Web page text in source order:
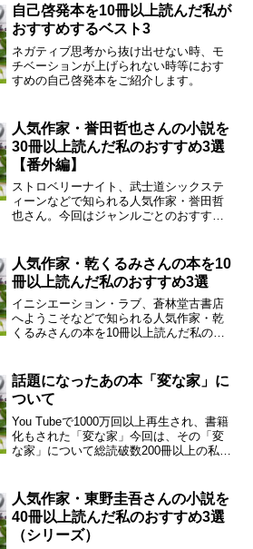
自己啓発本を10冊以上読んだ私が
おすすめするベスト3
ネガティブ思考から抜け出せない時、モ
チベーションが上げられない時等におす
すめの自己啓発本をご紹介します。
人気作家・誉田哲也さんの小説を
30冊以上読んだ私のおすすめ3選
【番外編】
ストロベリーナイト、武士道シックステ
ィーンなどで知られる人気作家・誉田哲
也さん。今回はジャンルごとのおすすめ
人気作家・乾くるみさんの本を10
冊以上読んだ私のおすすめ3選
イニシエーション・ラブ、蒼林堂古書店
へようこそなどで知られる人気作家・乾
くるみさんの本を10冊以上読んだ私のお
話題になったあの本「変な家」に
ついて
You Tubeで1000万回以上再生され、書籍
化もされた「変な家」今回は、その「変
な家」について総読破数200冊以上の私が
人気作家・東野圭吾さんの小説を
40冊以上読んだ私のおすすめ3選
（シリーズ）